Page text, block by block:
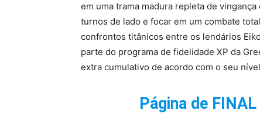
em uma trama madura repleta de
turnos de lado e focar em um combate
confrontos titânicos entre os lendários
parte do programa de fidelidade XP da
extra cumulativo de acordo com o seu
Página de